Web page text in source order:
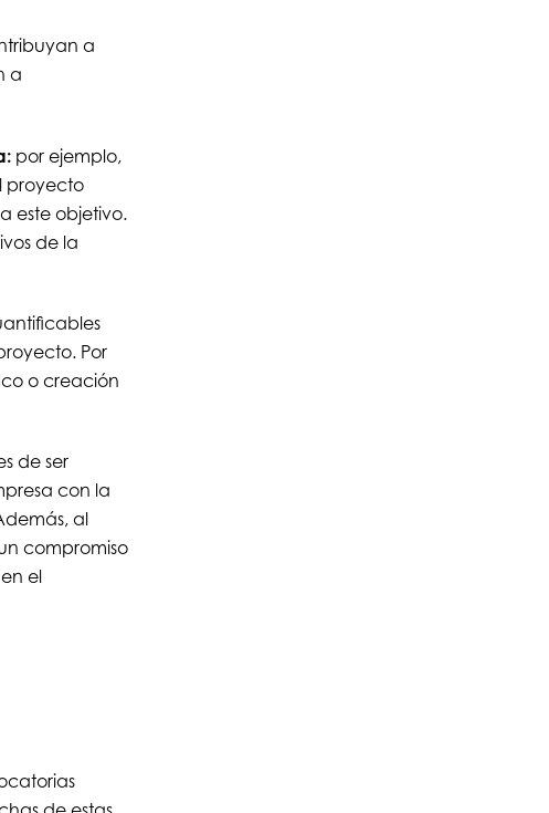
a
a
por ejemplo,
proyecto
este objetivo.
de la
Por
o creación
de ser
con la
al
compromiso
el